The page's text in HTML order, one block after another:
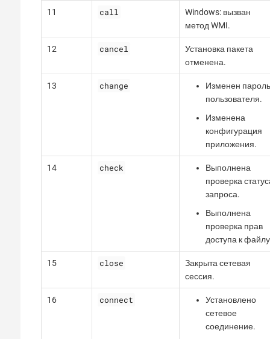
11 call
Windows: вызван
метод WMI.
12 cancel
Установка пакета
отменена.
13 change
Изменен пароль
пользователя.
Изменена
конфигурация
приложения.
14 check
Выполнена
проверка
запроса.
Выполнена
проверка прав
доступа к
15 close
Закрыта сетевая
сессия.
16 connect
Установлено
сетевое
соединение.